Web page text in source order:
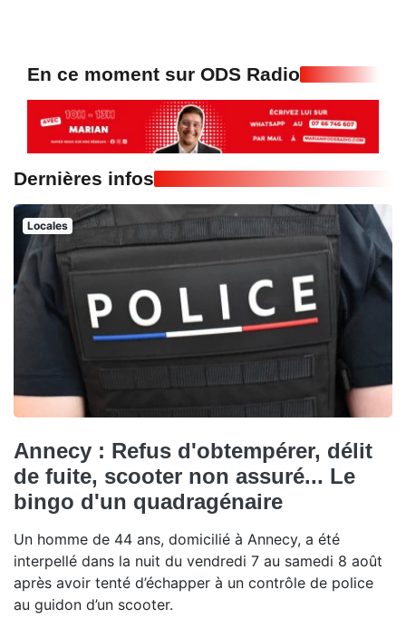
En ce moment sur ODS Radio
Dernières infos
Locales
Annecy : Refus d'obtempérer, délit
de fuite, scooter non assuré... Le
bingo d'un quadragénaire
Un homme de 44 ans, domicilié à Annecy, a été
interpellé dans la nuit du vendredi 7 au samedi 8 août
après avoir tenté d’échapper à un contrôle de police
au guidon d’un scooter.